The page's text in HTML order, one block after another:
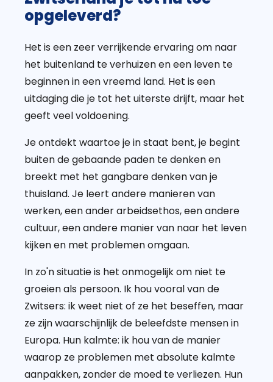
opgeleverd?
Het is een zeer verrijkende ervaring om naar
het buitenland te verhuizen en een leven te
beginnen in een vreemd land. Het is een
uitdaging die je tot het uiterste drijft, maar het
geeft veel voldoening.
Je ontdekt waartoe je in staat bent, je begint
buiten de gebaande paden te denken en
breekt met het gangbare denken van je
thuisland. Je leert andere manieren van
werken, een ander arbeidsethos, een andere
cultuur, een andere manier van naar het leven
kijken en met problemen omgaan.
In zo'n situatie is het onmogelijk om niet te
groeien als persoon. Ik hou vooral van de
Zwitsers: ik weet niet of ze het beseffen, maar
ze zijn waarschijnlijk de beleefdste mensen in
Europa. Hun kalmte: ik hou van de manier
waarop ze problemen met absolute kalmte
aanpakken, zonder de moed te verliezen. Hun